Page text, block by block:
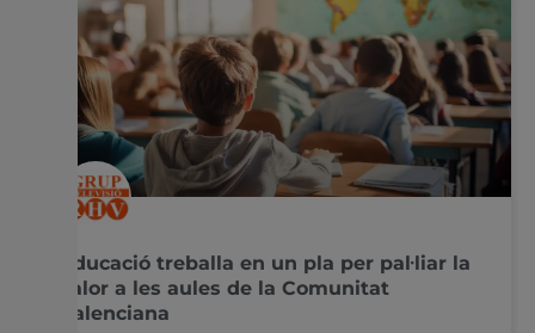
Educació treballa en un pla per pal·liar la
calor a les aules de la Comunitat
Valenciana